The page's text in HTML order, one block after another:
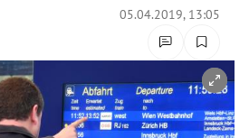
05.04.2019, 13:05
schließen